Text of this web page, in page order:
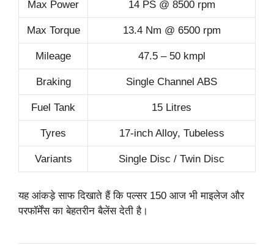
Max Power 14 PS @ 8500 rpm
Max Torque 13.4 Nm @ 6500 rpm
Mileage 47.5 – 50 kmpl
Braking Single Channel ABS
Fuel Tank 15 Litres
Tyres 17-inch Alloy, Tubeless
Variants Single Disc / Twin Disc
यह आंकड़े साफ दिखाते हैं कि पल्सर 150 आज भी माइलेज और
परफॉर्मेंस का बेहतरीन बैलेंस देती है।